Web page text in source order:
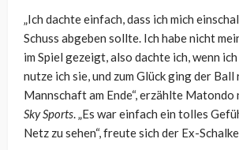
„Ich dachte einfach, dass ich mich
Schuss abgeben sollte. Ich habe nicht
im Spiel gezeigt, also dachte ich, wenn
nutze ich sie, und zum Glück ging der
Mannschaft am Ende“, erzählte
Sky Sports. „Es war einfach ein tolles
Netz zu sehen“, freute sich der Ex-